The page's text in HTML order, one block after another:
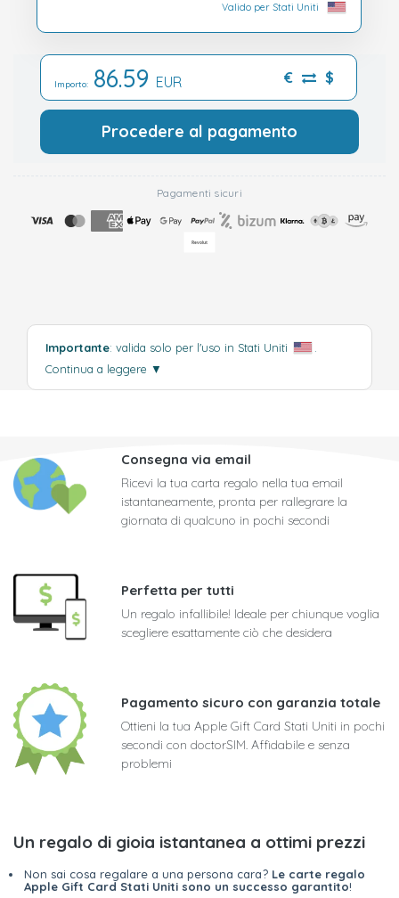
Valido per Stati Uniti
Importo: 86.59 EUR € $
Procedere al pagamento
Pagamenti sicuri
Importante: valida solo per l'uso in Stati Uniti
Continua a leggere ▼
Consegna via email
Ricevi la tua carta regalo nella tua email
istantaneamente, pronta per rallegrare la
giornata di qualcuno in pochi secondi
Perfetta per tutti
Un regalo infallibile! Ideale per chiunque voglia
scegliere esattamente ciò che desidera
Pagamento sicuro con garanzia totale
Ottieni la tua Apple Gift Card Stati Uniti in pochi
secondi con doctorSIM. Affidabile e senza
problemi
Un regalo di gioia istantanea a ottimi prezzi
Non sai cosa regalare a una persona cara? Le carte regalo
Apple Gift Card Stati Uniti sono un successo garantito!